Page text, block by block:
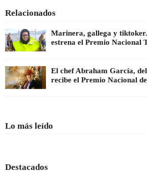
Relacionados
Marinera, gallega y
estrena el Premio Nacional
El chef Abraham García,
recibe el Premio Nacional
Lo más leído
Destacados